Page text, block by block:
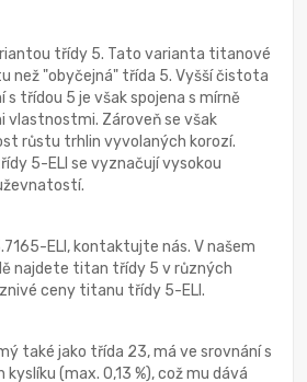
třídy 5. Tato varianta titanové
než "obyčejná" třída 5. Vyšší čistota
s třídou 5 je však spojena s mírně
vlastnostmi. Zároveň se však
růstu trhlin vyvolaných korozí.
5-ELI se vyznačují vysokou
ELI, kontaktujte nás. V našem
najdete titan třídy 5 v různých
ceny titanu třídy 5-ELI.
také jako třída 23, má ve srovnání s
(max. 0,13 %), což mu dává